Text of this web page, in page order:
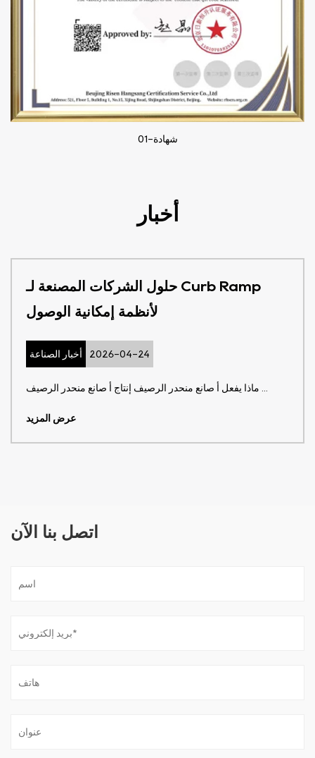
شهادة-01
أخبار
حلول الشركات المصنعة لـ Curb Ramp
لأنظمة إمكانية الوصول
أخبار الصناعة 2026-04-24
عرض المزيد
اتصل بنا الآن